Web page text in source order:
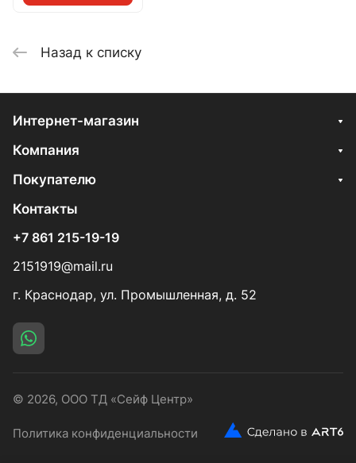
Назад к списку
Интернет-магазин
Компания
Покупателю
Контакты
+7 861 215-19-19
2151919@mail.ru
г. Краснодар, ул. Промышленная, д. 52
© 2026, ООО ТД «Сейф Центр»
Политика конфиденциальности